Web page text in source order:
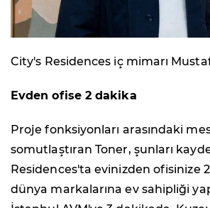
City's Residences iç mimarı
Evden ofise 2 dakika
Proje fonksiyonları arasındaki
somutlaştıran Toner, şunları
Residences'ta evinizden ofisinize
dünya markalarına ev sahipliği